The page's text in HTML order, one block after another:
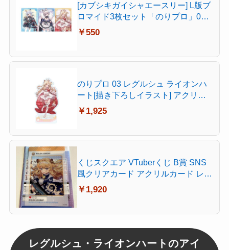
[カブシキガイシャエースリー] L版ブ
ロマイド3枚セット「のりプロ」01/
犬山たまき/稲荷いろは/レグルシュ・
￥550
のりプロ 03 レグルシュ ライオンハ
ート[描き下ろしイラスト] アクリル
スタンド
￥1,925
くじスクエア VTuberくじ B賞 SNS
風クリアカード アクリルカード レグ
ルシュ・ライオンハート
￥1,920
レグルシュ・ライオンハートのアイ